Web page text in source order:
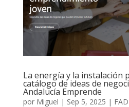
La energía y la instalación
catálogo de ideas de
Andalucía Emprende
por Miguel | Sep 5, 2025 |